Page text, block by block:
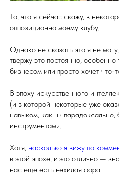
То, что я сейчас скажу, в
оппозиционно моему клубу.
Однако не сказать это я не
твержу это постоянно, особенно
бизнесом или просто хочет что-
В эпоху искусственного
(и в которой некоторые уже
навыком, как ни
инструментами.
Хотя, насколько я вижу по
в этой эпохе, и это отлично —
нас еще есть нехилая фора.